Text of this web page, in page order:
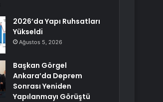
2026’da Yapı Ruhsatları
Yükseldi
Ağustos 5, 2026
Başkan Görgel
Ankara’da Deprem
Sonrası Yeniden
Yapılanmayı Görüştü